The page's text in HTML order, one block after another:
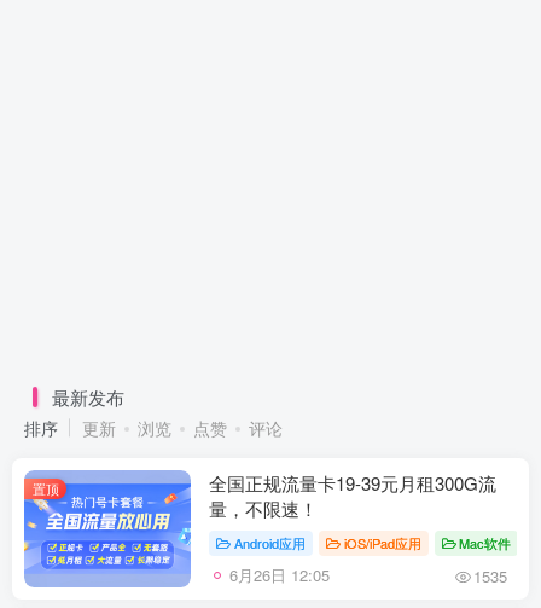
最新发布
排序 更新 浏览 点赞 评论
置顶
全国正规流量卡19-39元月租300G流
量，不限速！
Android应用 iOS/iPad应用 Mac软件
6月26日 12:05 1535